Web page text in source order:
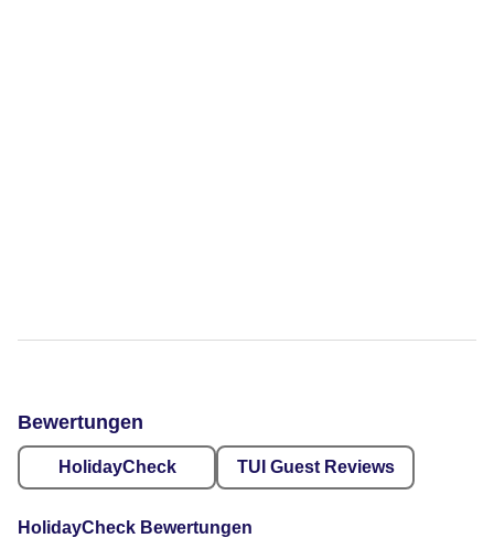
Bewertungen
HolidayCheck TUI Guest Reviews
HolidayCheck Bewertungen